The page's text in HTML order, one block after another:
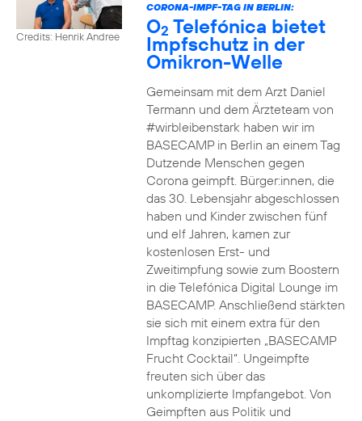
Credits: Henrik Andree
CORONA-IMPF-TAG IN BERLIN:
O2 Telefónica bietet
Impfschutz in der
Omikron-Welle
Gemeinsam mit dem Arzt Daniel
Termann und dem Ärzteteam von
#wirbleibenstark haben wir im
BASECAMP in Berlin an einem Tag
Dutzende Menschen gegen
Corona geimpft. Bürger:innen, die
das 30. Lebensjahr abgeschlossen
haben und Kinder zwischen fünf
und elf Jahren, kamen zur
kostenlosen Erst- und
Zweitimpfung sowie zum Boostern
in die Telefónica Digital Lounge im
BASECAMP. Anschließend stärkten
sie sich mit einem extra für den
Impftag konzipierten „BASECAMP
Frucht Cocktail“. Ungeimpfte
freuten sich über das
unkomplizierte Impfangebot. Von
Geimpften aus Politik und